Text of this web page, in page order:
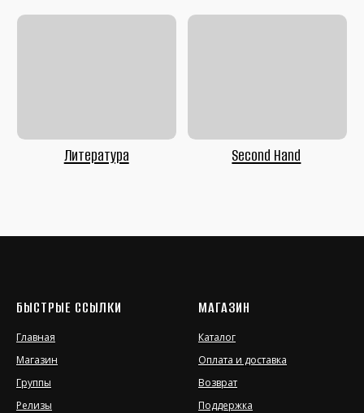
БЫСТРЫЕ ССЫЛКИ
Главная
Магазин
Группы
Релизы
МАГАЗИН
Каталог
Оплата и доставка
Возврат
Поддержка